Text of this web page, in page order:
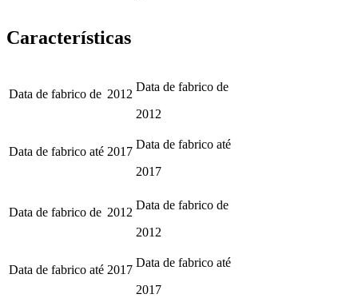
Características
Data de fabrico de 2012
Data de fabrico de
2012
Data de fabrico até 2017
Data de fabrico até
2017
Data de fabrico de 2012
Data de fabrico de
2012
Data de fabrico até 2017
Data de fabrico até
2017